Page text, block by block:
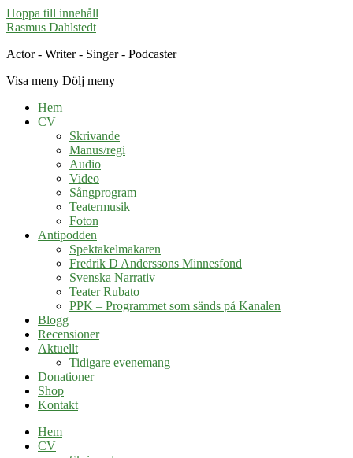
Hoppa till innehåll
Rasmus Dahlstedt
Actor - Writer - Singer - Podcaster
Visa meny Dölj meny
Hem
CV
Skrivande
Manus/regi
Audio
Video
Sångprogram
Teatermusik
Foton
Antipodden
Spektakelmakaren
Fredrik D Anderssons Minnesfond
Svenska Narrativ
Teater Rubato
PPK – Programmet som sänds på Kanalen
Blogg
Recensioner
Aktuellt
Tidigare evenemang
Donationer
Shop
Kontakt
Hem
CV